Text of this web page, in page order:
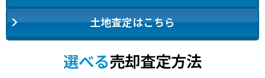
土地査定はこちら
選べる売却査定方法